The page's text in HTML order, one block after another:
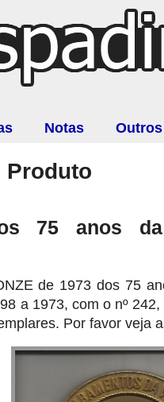
Notas Outros
Produto
75 anos
de 1973 dos 75
a 1973, com o nº
Por favor veja